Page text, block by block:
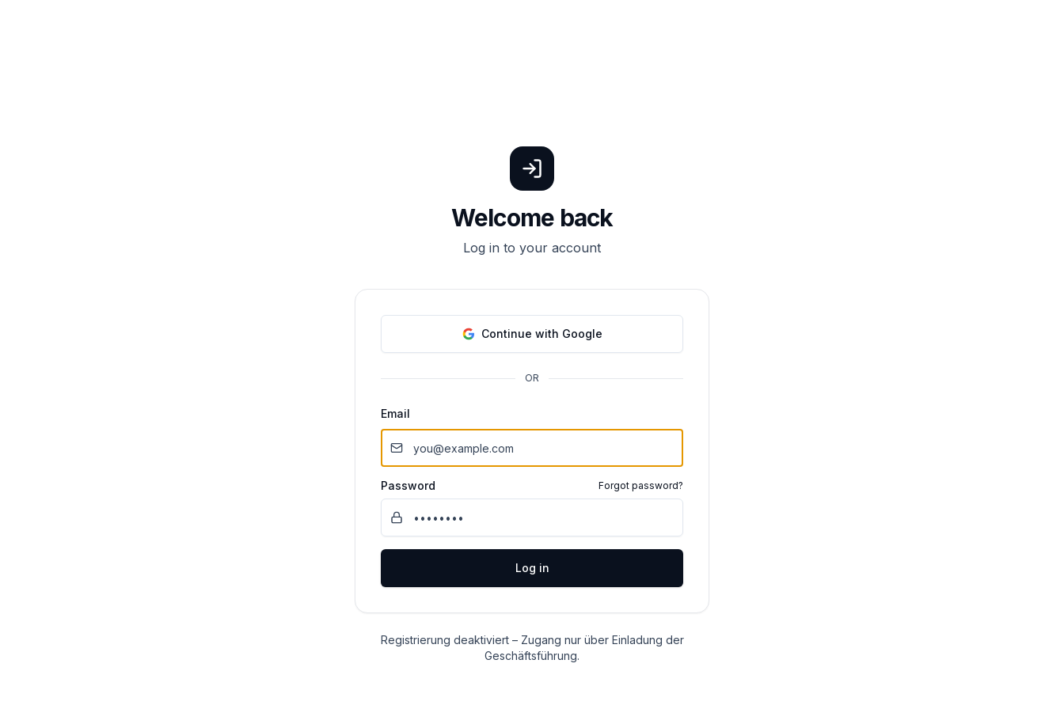
Welcome back
Log in to your account
Continue with Google
OR
Email
Password Forgot password?
Log in
Registrierung deaktiviert – Zugang nur über Einladung der
Geschäftsführung.